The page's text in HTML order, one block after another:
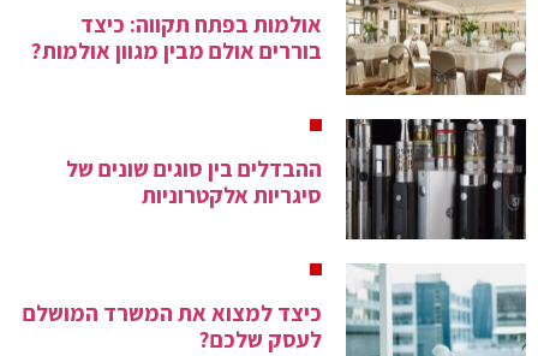
אולמות בפתח תקווה: כיצד
בוררים אולם מבין מגוון אולמות?
ההבדלים בין סוגים שונים של
סיגריות אלקטרוניות
כיצד למצוא את המשרד המושלם
לעסק שלכם?